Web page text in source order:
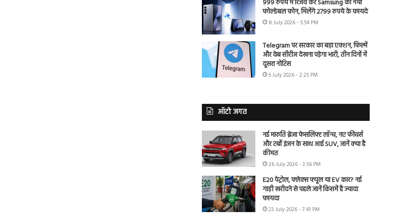
999 रुपये में रिजर्व करें Samsung का नया
फोल्डेबल फोन, मिलेंगे 2799 रुपये के फायदे
8 July 2026 - 5:54 PM
Telegram पर सरकार का बड़ा एक्शन, फिल्में
और वेब सीरीज देखना पड़ेगा भारी, तीन दिनों में
दूसरा नोटिस
5 July 2026 - 2:25 PM
ऑटो जगत
नई मारुति ब्रेजा फेसलिफ्ट लॉन्च, नए फीचर्स
और टर्बो इंजन के साथ आई SUV, जानें क्या है
कीमत
26 July 2026 - 3:56 PM
E20 पेट्रोल, फ्लेक्स फ्यूल या EV कार? नई
गाड़ी खरीदने से पहले जानें किसमें है ज्यादा
फायदा
23 July 2026 - 7:41 PM